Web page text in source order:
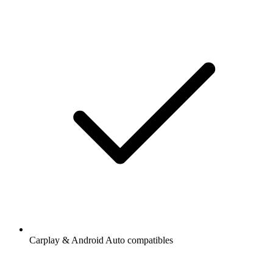
Carplay & Android Auto compatibles